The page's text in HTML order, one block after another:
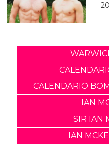
CALENDARIO
IAN
SIR IAN
IAN